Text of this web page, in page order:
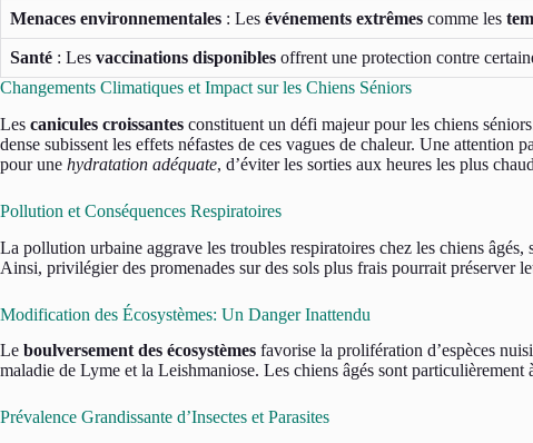
Menaces environnementales : Les événements extrêmes comme les
Santé : Les vaccinations disponibles offrent une protection contre
Changements Climatiques et Impact sur les Chiens Séniors
Les canicules croissantes constituent un défi majeur pour les chiens
dense subissent les effets néfastes de ces vagues de chaleur. Une
pour une hydratation adéquate, d’éviter les sorties aux heures les plus
Pollution et Conséquences Respiratoires
La pollution urbaine aggrave les troubles respiratoires chez les chiens
Ainsi, privilégier des promenades sur des sols plus frais pourrait préserver
Modification des Écosystèmes: Un Danger Inattendu
Le boulversement des écosystèmes favorise la prolifération d’espèces
maladie de Lyme et la Leishmaniose. Les chiens âgés sont
Prévalence Grandissante d’Insectes et Parasites